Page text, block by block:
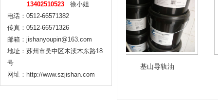
13402510523 徐小姐
电话：0512-66571382
传真：0512-66571326
邮箱：jishanyoupin@163.com
地址：苏州市吴中区木渎木东路18
号
网址：http://www.szjishan.com
基山导轨油